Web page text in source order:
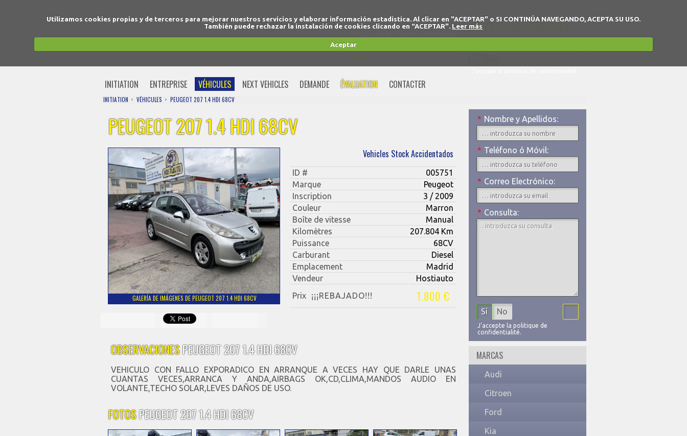
Utilizamos cookies propias y de terceros para mejorar nuestros servicios y elaborar información estadística. Al clicar en "ACEPTAR" o SI CONTINÚA NAVEGANDO, ACEPTA SU USO.
También puede rechazar la instalación de cookies clicando en “ACEPTAR". Leer más
Aceptar+34 91 691 77 32 BULLETIN DE VÉHICULES
INITIATION ENTREPRISE VÉHICULES NEXT VEHICLES DEMANDE ÉVALUATION CONTACTER
INITIATION VÉHICULES PEUGEOT 207 1.4 HDI 68CV
Nombre y Apellidos:
*
Teléfono ó Móvil:
*
Correo Electrónico:
*
Consulta:
*
Sí No
J'accepte la politique de
confidentialité.
MARCAS
Audi
Citroen
Ford
Kia
PEUGEOT 207 1.4 HDI 68CV
GALERÍA DE IMÁGENES DE PEUGEOT 207 1.4 HDI 68CV
Vehicles Stock Accidentados
ID #
005751
Marque
Peugeot
Inscription
3 / 2009
Couleur
Marron
Boîte de vitesse
Manual
Kilomètres
207.804 Km
Puissance
68CV
Carburant
Diesel
Emplacement
Madrid
Vendeur
Hostiauto
Prix
¡¡¡REBAJADO!!! 1.800 €
OBSERVACIONESPEUGEOT 207 1.4 HDI 68CV
VEHICULO CON FALLO EXPORADICO EN ARRANQUE A VECES HAY QUE DARLE UNAS
CUANTAS VECES,ARRANCA Y ANDA,AIRBAGS OK,CD,CLIMA,MANDOS AUDIO EN
VOLANTE,TECHO SOLAR,LEVES DAÑOS DE USO.
FOTOSPEUGEOT 207 1.4 HDI 68CV